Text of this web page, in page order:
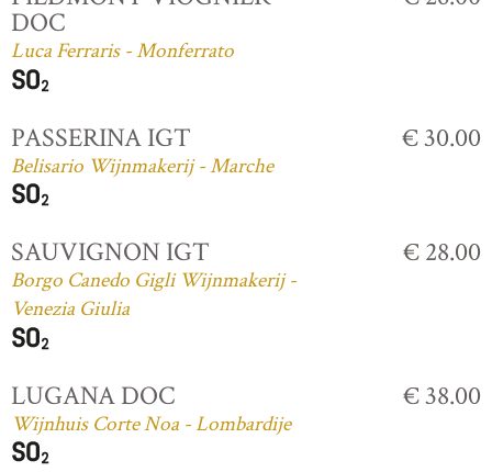
DOC
Luca Ferraris - Monferrato
PASSERINA IGT
Belisario Wijnmakerij - Marche
€ 30.00
SAUVIGNON IGT
Borgo Canedo Gigli Wijnmakerij -
Venezia Giulia
€ 28.00
LUGANA DOC
Wijnhuis Corte Noa - Lombardije
€ 38.00